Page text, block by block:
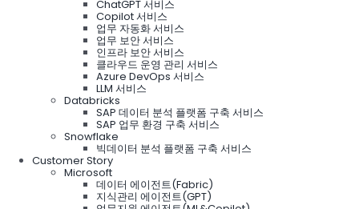
ChatGPT 서비스
Copilot 서비스
업무 자동화 서비스
업무 보안 서비스
인프라 보안 서비스
클라우드 운영 관리 서비스
Azure DevOps 서비스
LLM 서비스
Databricks
SAP 데이터 분석 플랫폼 구축 서비스
SAP 업무 환경 구축 서비스
Snowflake
빅데이터 분석 플랫폼 구축 서비스
Customer Story
Microsoft
데이터 에이전트(Fabric)
지식관리 에이전트(GPT)